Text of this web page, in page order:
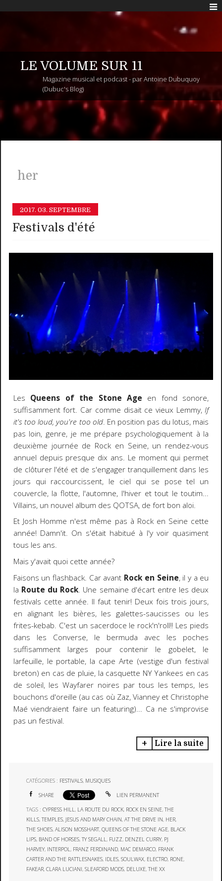
LE VOLUME SUR 11
Magazine musical et podcast - par Antoine Dubuquoy
(Dubuc's Blog)
her
2017. 03. SEPTEMBRE
Festivals d'été
Les Queens of the Stone Age en fond sonore,
suffisamment fort. Car comme disait ce vieux Lemmy,If
it's too loud, you're too old. En position pas du lotus, mais
pas loin, genre, je me prépare psychologiquement à la
deuxième journée de Rock en Seine, un rendez-vous
annuel depuis presque dix ans. Le moment qui permet
de clôturer l'été et de s'engager tranquillement dans les
jours qui raccourcissent, le ciel qui se pose tel un
couvercle, la flotte, l'automne, l'hiver et tout le toutim...
Villains, un nouvel album des QOTSA, de fort bon aloi.
Et Josh Homme n'est même pas à Rock en Seine cette
année! Damn'it. On s'était habitué à l'y voir quasiment
tous les ans.
Mais y'avait quoi cette année?
Faisons un flashback. Car avant Rock en Seine, il y a eu
la Route du Rock. Une semaine d'écart entre les deux
festivals cette année. Il faut tenir! Deux fois trois jours,
en alignant les bières, les galettes-saucisses ou les
frites-kebab. C'est un sacerdoce le rock'n'roll!! Les pieds
dans les Converse, le bermuda avec les poches
suffisamment larges pour contenir le gobelet, le
larfeuille, le portable, la cape Arte (vestige d'un festival
breton) en cas de pluie, la casquette NY Yankees en cas
de soleil, les Wayfarer noires par tous les temps, les
bouchons d'oreille (au cas où Zaz, Vianney et Christophe
Maé viendraient faire un featuring)... Ca ne s'improvise
pas un festival.
Lire la suite
CATÉGORIES : FESTIVALS, MUSIQUES
SHARE LIEN PERMANENT
TAGS :CYPRESS HILL , LA ROUTE DU ROCK, ROCK EN SEINE,THE
KILLS,TEMPLES, JESUS AND MARY CHAIN,AT THE DRIVE IN, HER,
THE SHOES,ALISON MOSSHART,QUEENS OF THE STONE AGE, BLACK
LIPS, BAND OF HORSES,TY SEGALL , FUZZ, DENZEL CURRY, PJ
HARVEY, INTERPOL , FRANZ FERDINAND, MAC DEMARCO, FRANK
CARTER AND THE RATTLESNAKES, IDLES,SOULWAX, ELECTRO, RONE,
FAKEAR,CLARA LUCIANI,SLEAFORD MODS, DELUXE,THE XX